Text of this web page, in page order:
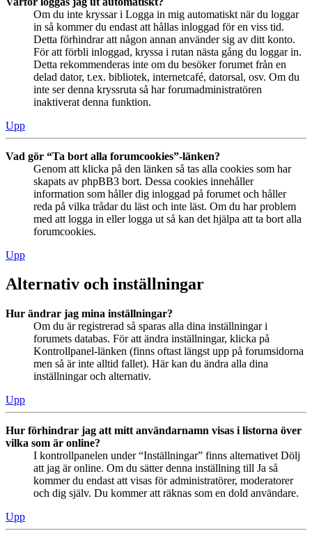
Om du inte kryssar i Logga in mig automatiskt när du loggar
in så kommer du endast att hållas inloggad för en viss tid.
Detta förhindrar att någon annan använder sig av ditt konto.
För att förbli inloggad, kryssa i rutan nästa gång du loggar in.
Detta rekommenderas inte om du besöker forumet från en
delad dator, t.ex. bibliotek, internetcafé, datorsal, osv. Om du
inte ser denna kryssruta så har forumadministratören
inaktiverat denna funktion.
Upp
Vad gör “Ta bort alla forumcookies”-länken?
Genom att klicka på den länken så tas alla cookies som har
skapats av phpBB3 bort. Dessa cookies innehåller
information som håller dig inloggad på forumet och håller
reda på vilka trådar du läst och inte läst. Om du har problem
med att logga in eller logga ut så kan det hjälpa att ta bort alla
forumcookies.
Upp
Alternativ och inställningar
Hur ändrar jag mina inställningar?
Om du är registrerad så sparas alla dina inställningar i
forumets databas. För att ändra inställningar, klicka på
Kontrollpanel-länken (finns oftast längst upp på forumsidorna
men så är inte alltid fallet). Här kan du ändra alla dina
inställningar och alternativ.
Upp
Hur förhindrar jag att mitt användarnamn visas i listorna över
vilka som är online?
I kontrollpanelen under “Inställningar” finns alternativet Dölj
att jag är online. Om du sätter denna inställning till Ja så
kommer du endast att visas för administratörer, moderatorer
och dig själv. Du kommer att räknas som en dold användare.
Upp